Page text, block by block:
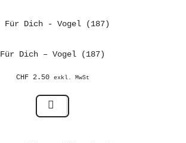
Für Dich – Vogel (187)
CHF2.50 exkl. MwSt